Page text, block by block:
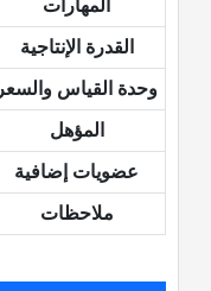
المهارات
القدرة الإنتاجية
وحدة القياس والسعر
المؤهل
عضويات إضافية
ملاحظات